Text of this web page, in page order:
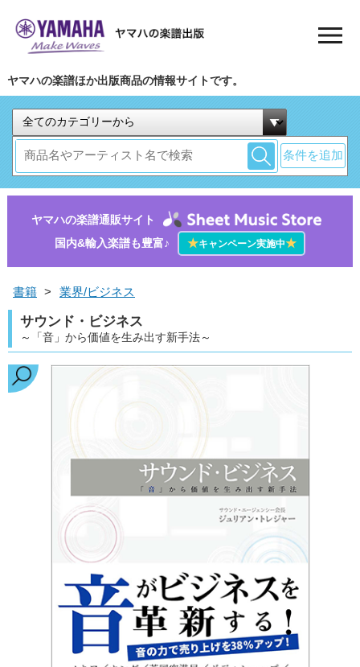
ヤマハの楽譜ほか出版商品の情報サイトです。
条件を追加
ヤマハの楽譜通販サイト
国内&輸入楽譜も豊富♪
★キャンペーン実施中★
書籍 > 業界/ビジネス
サウンド・ビジネス
～「音」から価値を生み出す新手法～